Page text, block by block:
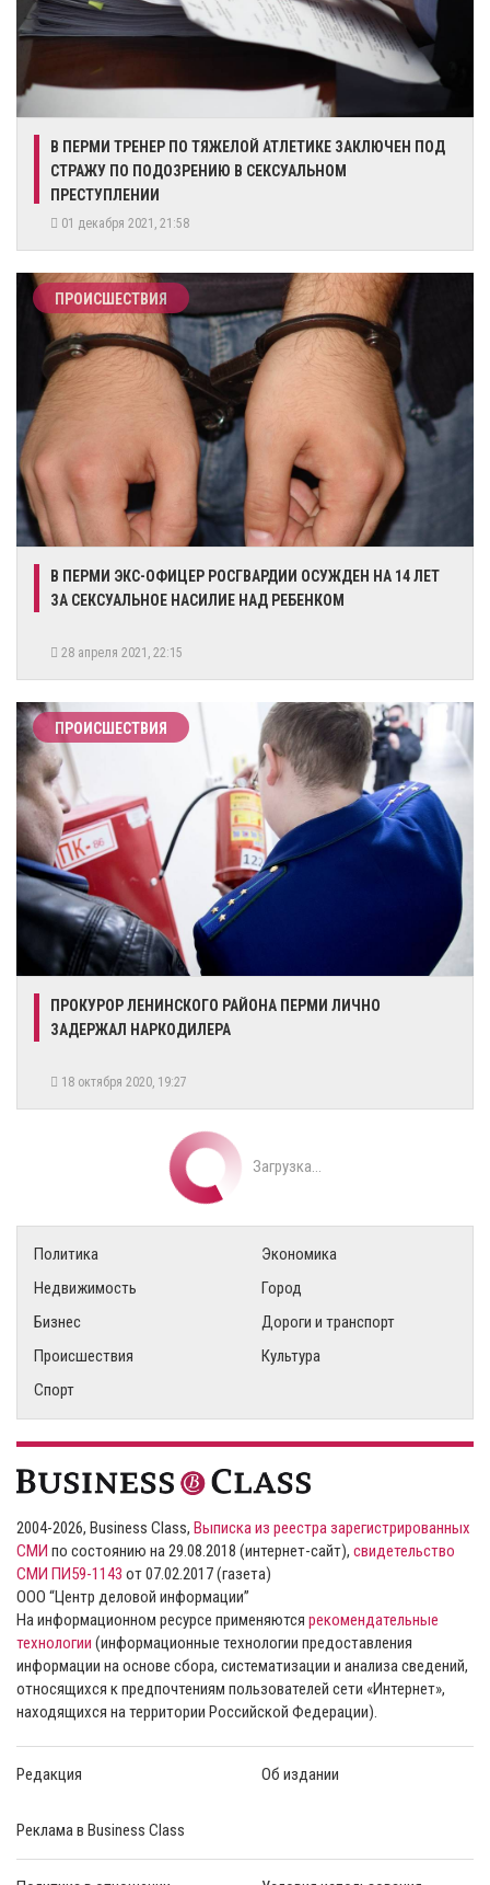
В ПЕРМИ ТРЕНЕР ПО ТЯЖЕЛОЙ АТЛЕТИКЕ ЗАКЛЮЧЕН ПОД
СТРАЖУ ПО ПОДОЗРЕНИЮ В СЕКСУАЛЬНОМ
ПРЕСТУПЛЕНИИ
01 декабря 2021, 21:58
ПРОИСШЕСТВИЯ
​В ПЕРМИ ЭКС-ОФИЦЕР РОСГВАРДИИ ОСУЖДЕН НА 14 ЛЕТ
ЗА СЕКСУАЛЬНОЕ НАСИЛИЕ НАД РЕБЕНКОМ
28 апреля 2021, 22:15
ПРОИСШЕСТВИЯ
ПРОКУРОР ЛЕНИНСКОГО РАЙОНА ПЕРМИ ЛИЧНО
ЗАДЕРЖАЛ НАРКОДИЛЕРА
18 октября 2020, 19:27
Загрузка...
Политика
Экономика
Недвижимость
Город
Бизнес
Дороги и транспорт
Происшествия
Культура
Спорт
2004-2026, Business Class, Выписка из реестра зарегистрированных
СМИ по состоянию на 29.08.2018 (интернет-сайт), свидетельство
СМИ ПИ59-1143 от 07.02.2017 (газета)
ООО “Центр деловой информации”
На информационном ресурсе применяются рекомендательные
технологии (информационные технологии предоставления
информации на основе сбора, систематизации и анализа сведений,
относящихся к предпочтениям пользователей сети «Интернет»,
находящихся на территории Российской Федерации).
Редакция Об издании
Реклама в Business Class